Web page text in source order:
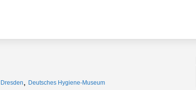
Dresden, Deutsches Hygiene-Museum